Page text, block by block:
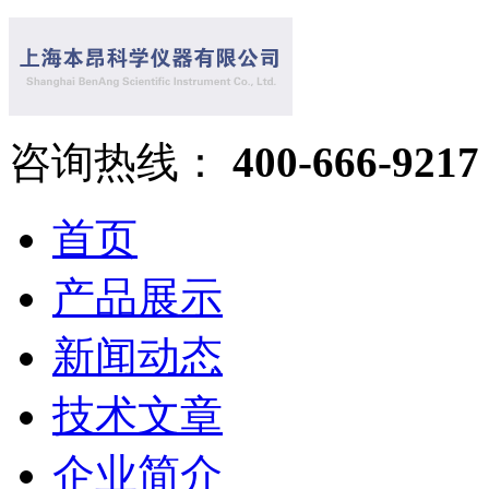
咨询热线： 400-666-9217
首页
产品展示
新闻动态
技术文章
企业简介